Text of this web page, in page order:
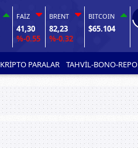
FAİZ
41,30
%-0.55
BRENT
82,23
%-0.32
BITCOIN
$65.104
KRİPTO PARALAR TAHVİL-BONO-REPO